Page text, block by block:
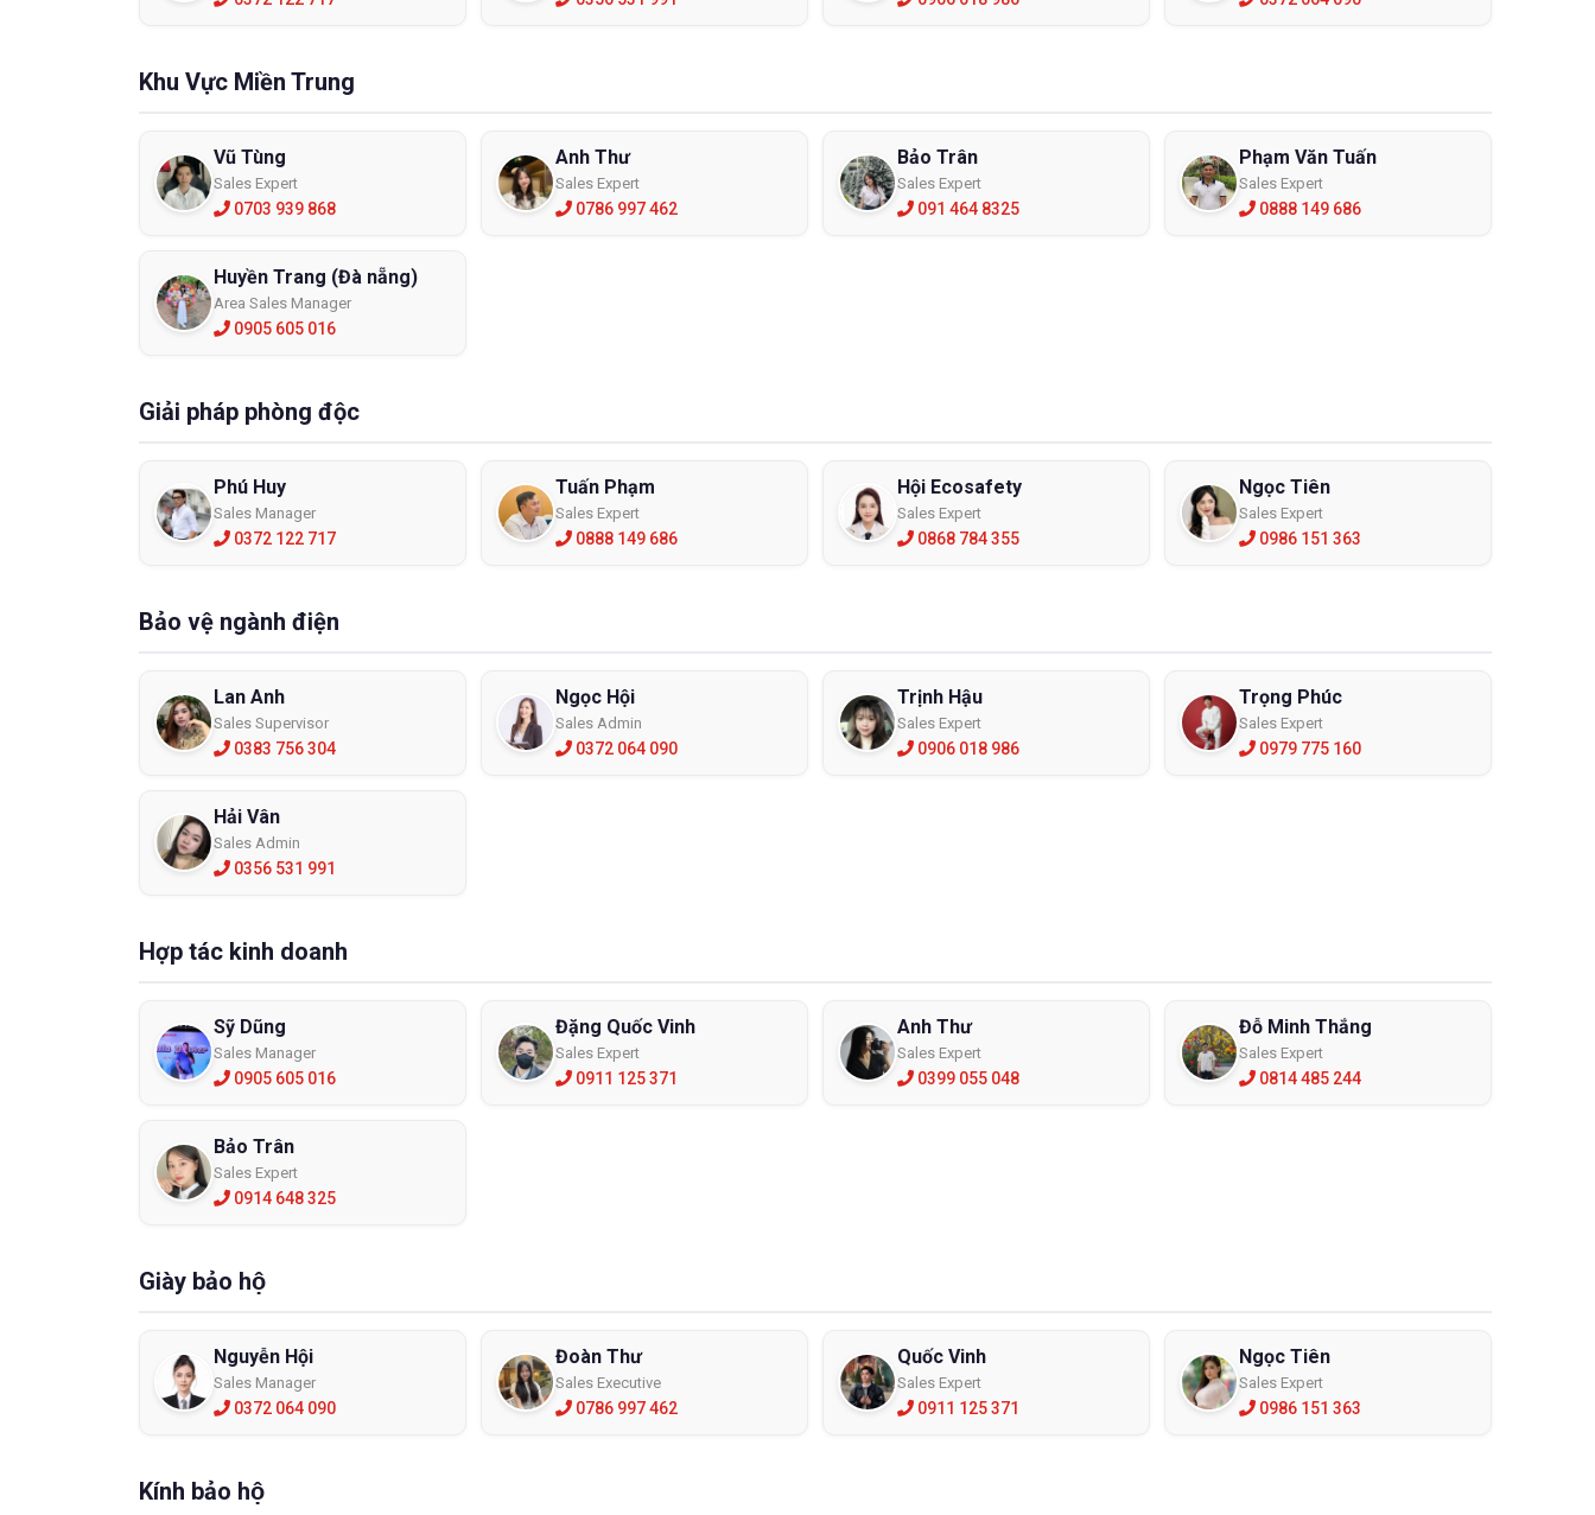
Khu Vực Miền Trung
Vũ Tùng
Sales Expert
0703 939 868
Anh Thư
Sales Expert
0786 997 462
Bảo Trân
Sales Expert
091 464 8325
Phạm Văn Tuấn
Sales Expert
0888 149 686
Huyền Trang (Đà nẵng)
Area Sales Manager
0905 605 016
Giải pháp phòng độc
Phú Huy
Sales Manager
0372 122 717
Tuấn Phạm
Sales Expert
0888 149 686
Hội Ecosafety
Sales Expert
0868 784 355
Ngọc Tiên
Sales Expert
0986 151 363
Bảo vệ ngành điện
Lan Anh
Sales Supervisor
0383 756 304
Ngọc Hội
Sales Admin
0372 064 090
Trịnh Hậu
Sales Expert
0906 018 986
Trọng Phúc
Sales Expert
0979 775 160
Hải Vân
Sales Admin
0356 531 991
Hợp tác kinh doanh
Sỹ Dũng
Sales Manager
0905 605 016
Đặng Quốc Vinh
Sales Expert
0911 125 371
Anh Thư
Sales Expert
0399 055 048
Đỗ Minh Thắng
Sales Expert
0814 485 244
Bảo Trân
Sales Expert
0914 648 325
Giày bảo hộ
Nguyễn Hội
Sales Manager
0372 064 090
Đoàn Thư
Sales Executive
0786 997 462
Quốc Vinh
Sales Expert
0911 125 371
Ngọc Tiên
Sales Expert
0986 151 363
Kính bảo hộ